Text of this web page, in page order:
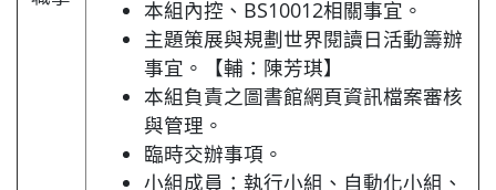
本組內控、BS10012相關事宜。
主題策展與規劃世界閱讀日活動籌辦
事宜。【輔：陳芳琪】
本組負責之圖書館網頁資訊檔案審核
與管理。
臨時交辦事項。
小組成員：執行小組、自動化小組、